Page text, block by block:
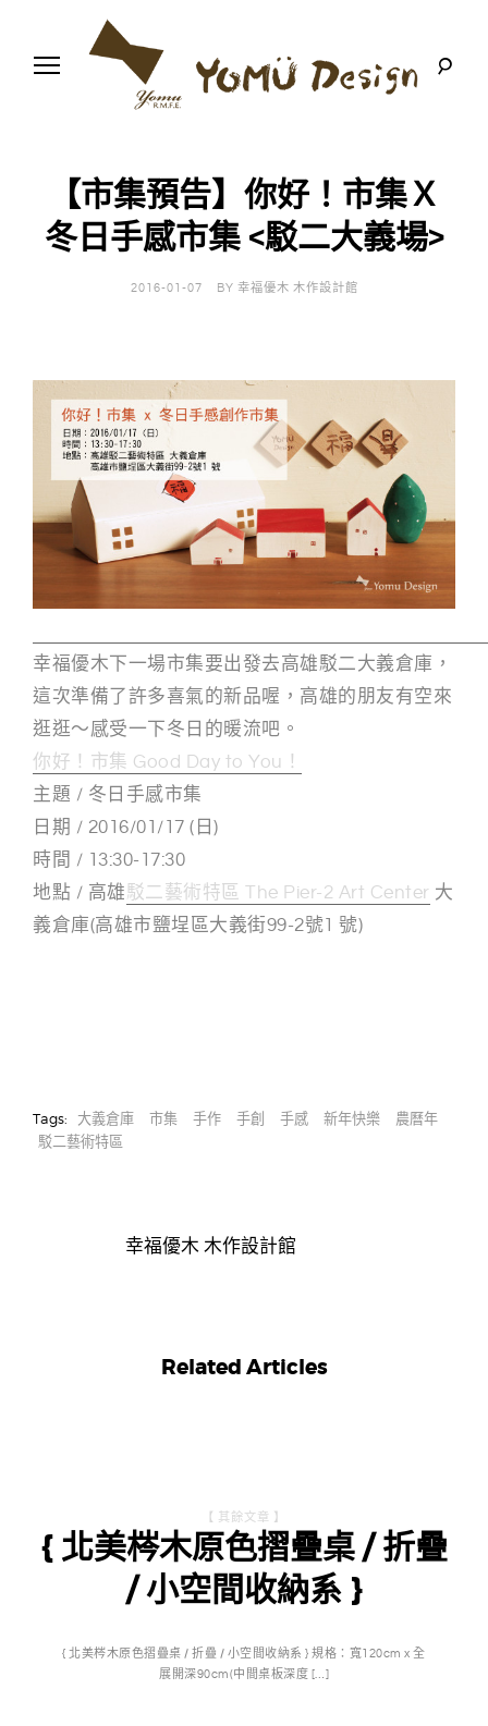
o
m
e
s
i
g
n
木
-
木
作
設
【市集預告】你好！市集Ｘ
冬日手感市集 <駁二大義場>
2016-01-07 BY 幸福優木 木作設計館
幸福優木下一場市集要出發去高雄駁二大義倉庫，
這次準備了許多喜氣的新品喔，高雄的朋友有空來
逛逛～感受一下冬日的暖流吧。
你好！市集 Good Day to You！
主題 / 冬日手感市集
日期 / 2016/01/17 (日)
時間 / 13:30-17:30
地點 / 高雄駁二藝術特區 The Pier-2 Art Center 大
義倉庫(高雄市鹽埕區大義街99-2號1 號)
Tags: 大義倉庫 市集 手作 手創 手感 新年快樂
農曆年
駁二藝術特區
幸福優木 木作設計館
Related Articles
【 其餘文章 】
{ 北美梣木原色摺疊桌 / 折疊
/ 小空間收納系 }
{ 北美梣木原色摺疊桌 / 折疊 / 小空間收納系 } 規格：寬120cm x 全
展開深90cm(中間桌板深度 […]